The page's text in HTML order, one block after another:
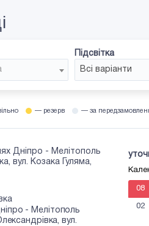
Підсвітка
Всі варіанти
— резерв — за
Дніпро - Мелітополь
вул. Козака Гуляма,
- Мелітополь
вул.
08
02